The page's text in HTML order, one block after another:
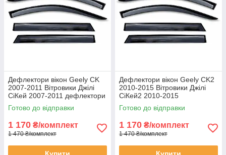
Дефлектори вікон Geely CK
2007-2011 Вітровики Джілі
СіКей 2007-2011 дефлектори
4шт
Готово до відправки
1 170 ₴/комплект
1 470 ₴/комплект
Дефлектори вікон Geely CK2
2010-2015 Вітровики Джілі
СіКей2 2010-2015
дефлектори 4шт
Готово до відправки
1 170 ₴/комплект
1 470 ₴/комплект